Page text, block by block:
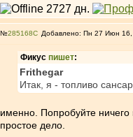
№285168 Добавлено: Пн 27 Июн 16,
Фикус пишет:
Frithegar
Итак, я - топливо
именно. Попробуйте ничего
простое дело.